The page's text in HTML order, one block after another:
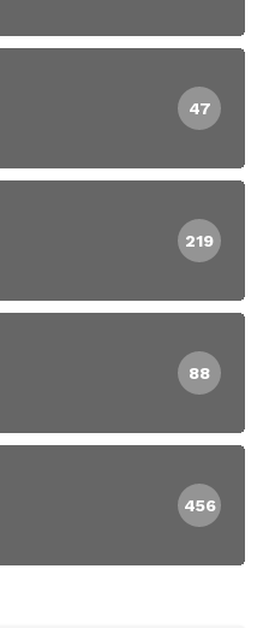
47
219
88
456